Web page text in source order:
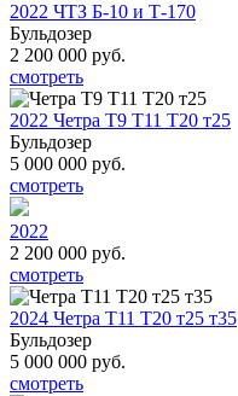
2022 ЧТЗ Б-10 и Т-170
Бульдозер
2 200 000 руб.
смотреть
2022 Четра Т9 Т11 Т20 т25
Бульдозер
5 000 000 руб.
смотреть
2022
2 200 000 руб.
смотреть
2024 Четра Т11 Т20 т25 т35
Бульдозер
5 000 000 руб.
смотреть